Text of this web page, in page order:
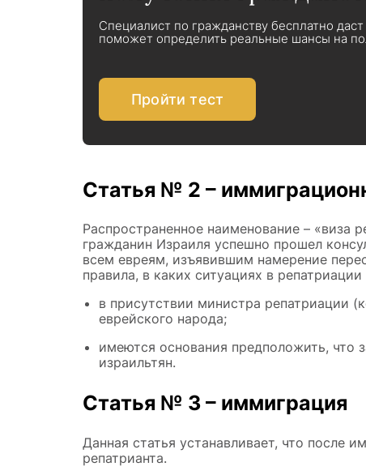
Специалист по гражданству бесплатно
поможет определить реальные шансы на
Пройти тест
Статья № 2 –
Распространенное наименование – «виза
гражданин Израиля успешно прошел
всем евреям, изъявившим намерение
правила, в каких ситуациях в
в присутствии министра репатриации
еврейского народа;
имеются основания предположить, что
израильтян.
Статья № 3 – иммиграция
Данная статья устанавливает, что после
репатрианта.